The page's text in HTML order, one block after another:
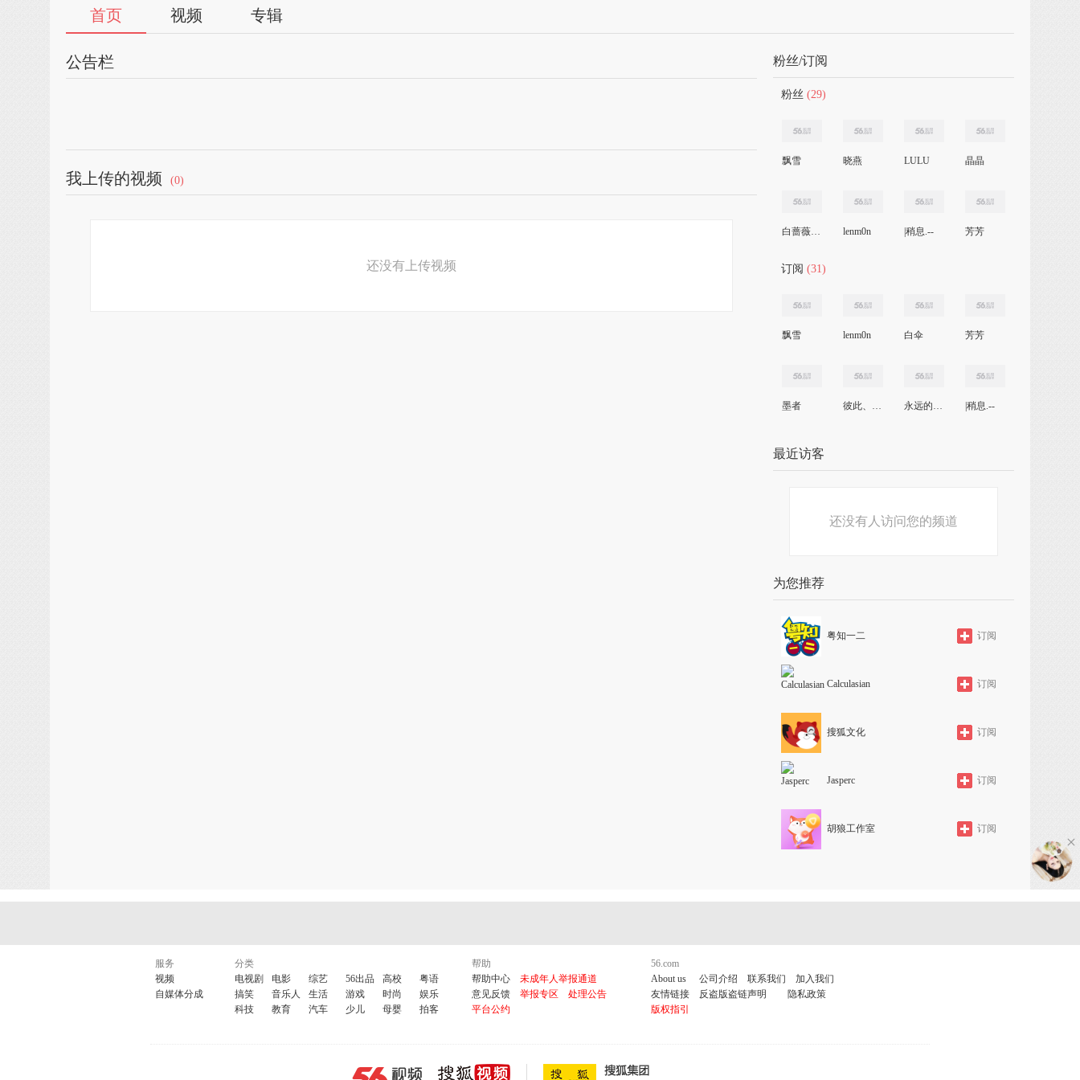
首页 视频 专辑
公告栏
我上传的视频 (0)
还没有上传视频
粉丝/订阅
粉丝 (29)
飘雪 晓燕 LULU 晶晶
白蔷薇之刑 lenm0n |稍息.-- 芳芳
订阅 (31)
飘雪 lenm0n 白伞 芳芳
墨者 彼此、结束 永远的原创 |稍息.--
最近访客
还没有人访问您的频道
为您推荐
粤知一二 订阅
Calculasian 订阅
搜狐文化 订阅
Jasperc 订阅
胡狼工作室 订阅
服务
视频
自媒体分成
分类
电视剧
电影 综艺 56出品 高校
粤语
搞笑
音乐人 生活 游戏 时尚
娱乐
科技
教育 汽车 少儿 母婴 拍客
帮助
帮助中心
未成年人举报通道
意见反馈
举报专区
处理公告
平台公约
56.com
About us
公司介绍 联系我们
加入我们
友情链接
反盗版盗链声明
隐私政策
版权指引